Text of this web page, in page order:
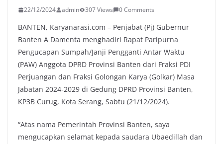
22/12/2024 admin 307 Views 0 Comments
BANTEN, Karyanarasi.com – Penjabat (Pj) Gubernur
Banten A Damenta menghadiri Rapat Paripurna
Pengucapan Sumpah/Janji Pengganti Antar Waktu
(PAW) Anggota DPRD Provinsi Banten dari Fraksi PDI
Perjuangan dan Fraksi Golongan Karya (Golkar) Masa
Jabatan 2024-2029 di Gedung DPRD Provinsi Banten,
KP3B Curug, Kota Serang, Sabtu (21/12/2024).
“Atas nama Pemerintah Provinsi Banten, saya
mengucapkan selamat kepada saudara Ubaedillah dan